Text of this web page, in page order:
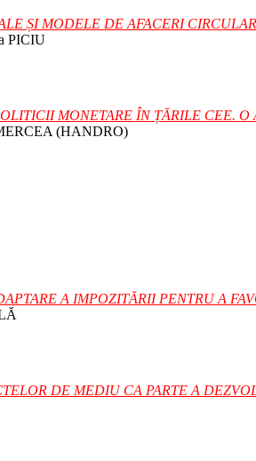
ȘI MODELE DE AFACERI
PICIU
MONETARE ÎN ȚĂRILE CEE. O
(HANDRO)
A IMPOZITĂRII PENTRU A
DE MEDIU CA PARTE A